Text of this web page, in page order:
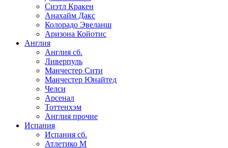
Сиэтл Кракен
Анахайм Дакс
Колорадо Эвеланш
Аризона Койотис
Англия
Англия сб.
Ливерпуль
Манчестер Сити
Манчестер Юнайтед
Челси
Арсенал
Тоттенхэм
Англия прочие
Испания
Испания сб.
Атлетико М